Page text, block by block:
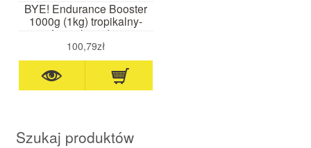
BYE! Endurance Booster
1000g (1kg) tropikalny-
napój węglowodanowy
100,79zł
Szukaj produktów